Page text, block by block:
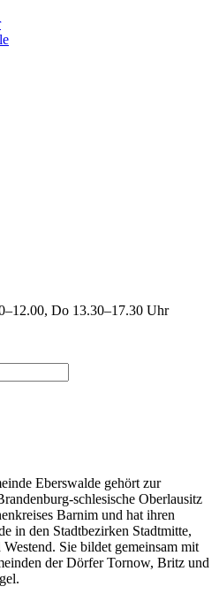
Do 13.30–17.30 Uhr
Eberswalde gehört zur
schlesische Oberlausitz
Barnim und hat ihren
in den Stadtbezirken Stadtmitte,
Sie bildet gemeinsam mit
der Dörfer Tornow, Britz und